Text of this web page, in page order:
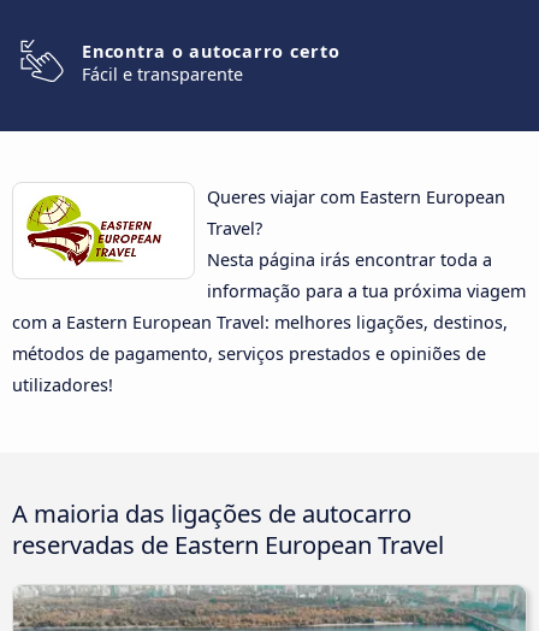
Encontra o autocarro certo
Fácil e transparente
Queres viajar com Eastern European
Travel?
Nesta página irás encontrar toda a
informação para a tua próxima viagem
com a Eastern European Travel: melhores ligações, destinos,
métodos de pagamento, serviços prestados e opiniões de
utilizadores!
A maioria das ligações de autocarro
reservadas de Eastern European Travel